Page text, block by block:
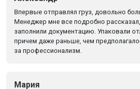
Впервые отправлял груз, довольно
Менеджер мне все подробно
заполнили документацию. Упаковали
причем даже раньше, чем
за профессионализм.
Мария